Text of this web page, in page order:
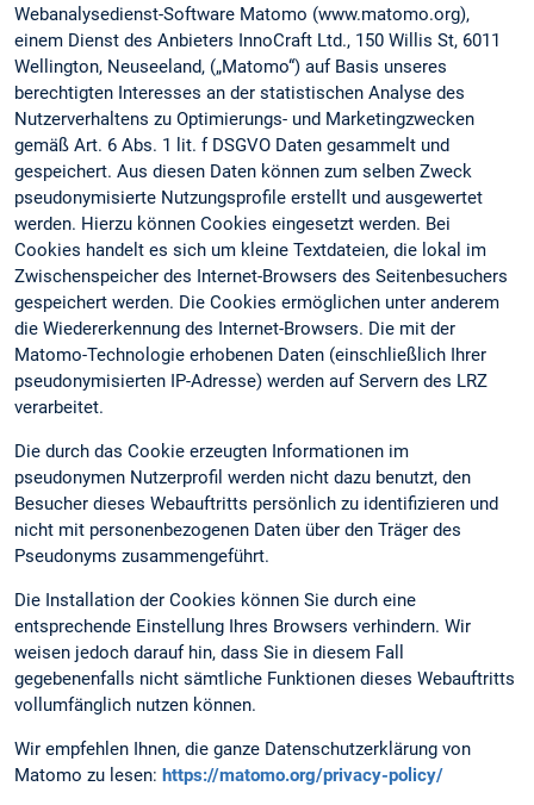
Webanalysedienst-Software Matomo (www.matomo.org),
einem Dienst des Anbieters InnoCraft Ltd., 150 Willis St, 6011
Wellington, Neuseeland, („Matomo“) auf Basis unseres
berechtigten Interesses an der statistischen Analyse des
Nutzerverhaltens zu Optimierungs- und Marketingzwecken
gemäß Art. 6 Abs. 1 lit. f DSGVO Daten gesammelt und
gespeichert. Aus diesen Daten können zum selben Zweck
pseudonymisierte Nutzungsprofile erstellt und ausgewertet
werden. Hierzu können Cookies eingesetzt werden. Bei
Cookies handelt es sich um kleine Textdateien, die lokal im
Zwischenspeicher des Internet-Browsers des Seitenbesuchers
gespeichert werden. Die Cookies ermöglichen unter anderem
die Wiedererkennung des Internet-Browsers. Die mit der
Matomo-Technologie erhobenen Daten (einschließlich Ihrer
pseudonymisierten IP-Adresse) werden auf Servern des LRZ
verarbeitet.
Die durch das Cookie erzeugten Informationen im
pseudonymen Nutzerprofil werden nicht dazu benutzt, den
Besucher dieses Webauftritts persönlich zu identifizieren und
nicht mit personenbezogenen Daten über den Träger des
Pseudonyms zusammengeführt.
Die Installation der Cookies können Sie durch eine
entsprechende Einstellung Ihres Browsers verhindern. Wir
weisen jedoch darauf hin, dass Sie in diesem Fall
gegebenenfalls nicht sämtliche Funktionen dieses Webauftritts
vollumfänglich nutzen können.
Wir empfehlen Ihnen, die ganze Datenschutzerklärung von
Matomo zu lesen: https://matomo.org/privacy-policy/